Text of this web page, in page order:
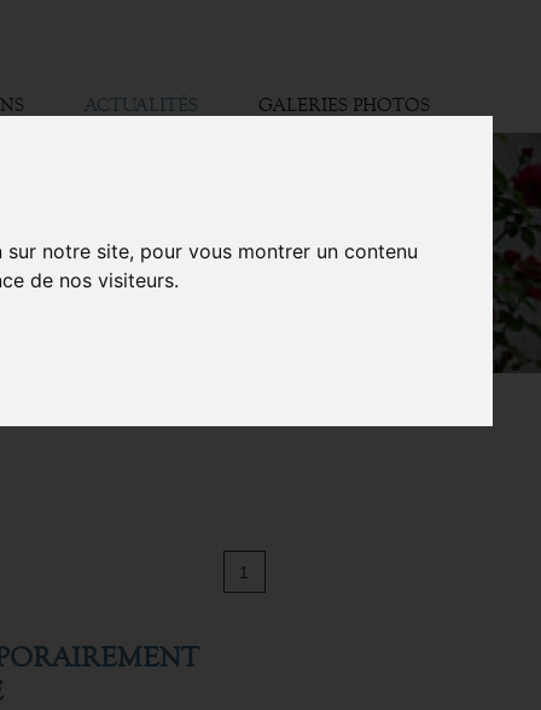
notre site, pour vous montrer un contenu
de nos visiteurs.
ACTUALITÉS GALERIES PHOTOS
1